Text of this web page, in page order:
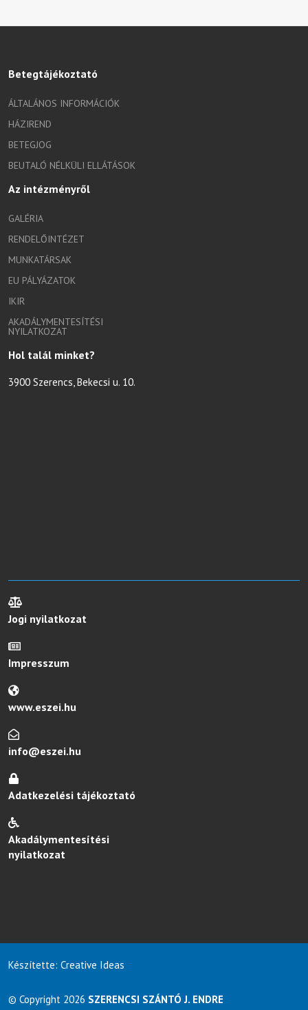
Betegtájékoztató
ÁLTALÁNOS INFORMÁCIÓK
HÁZIREND
BETEGJOG
BEUTALÓ NÉLKÜLI ELLÁTÁSOK
Az intézményről
GALÉRIA
RENDELŐINTÉZET
MUNKATÁRSAK
EU PÁLYÁZATOK
IKIR
AKADÁLYMENTESÍTÉSI
NYILATKOZAT
Hol talál minket?
3900 Szerencs, Bekecsi u. 10.
Jogi nyilatkozat
Impresszum
www.eszei.hu
info@eszei.hu
Adatkezelési tájékoztató
Akadálymentesítési
nyilatkozat
Készítette: Creative Ideas
© Copyright 2026 SZERENCSI SZÁNTÓ J. ENDRE